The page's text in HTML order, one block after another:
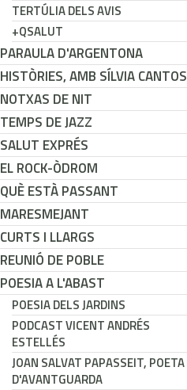
TERTÚLIA DELS AVIS
+QSALUT
PARAULA D'ARGENTONA
HISTÒRIES, AMB SÍLVIA CANTOS
NOTXAS DE NIT
TEMPS DE JAZZ
SALUT EXPRÉS
EL ROCK-ÒDROM
QUÈ ESTÀ PASSANT
MARESMEJANT
CURTS I LLARGS
REUNIÓ DE POBLE
POESIA A L'ABAST
POESIA DELS JARDINS
PODCAST VICENT ANDRÉS
ESTELLÉS
JOAN SALVAT PAPASSEIT, POETA
D'AVANTGUARDA